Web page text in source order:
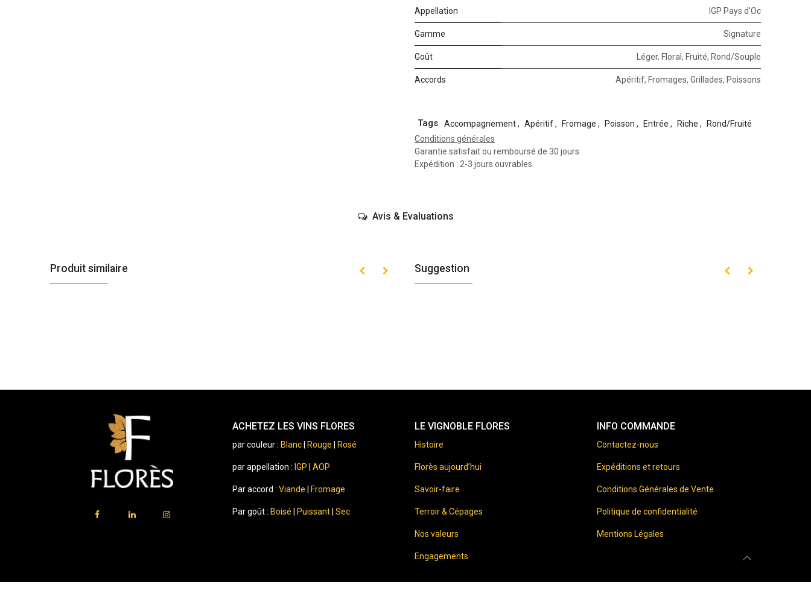
Appellation IGP Pays d'Oc
Gamme Signature
Goût Léger, Floral , Fruité, Rond/Souple
Accords Apéritif, Fromages, Grillades, Poissons
Tags Accompagnement, Apéritif, Fromage , Poisson , Entrée , Riche ,
Rond/Fruité
Conditions générales
Garantie satisfait ou remboursé de 30 jours
Expédition : 2-3 jours ouvrables
Avis & Evaluations
Produit similaire Suggestion
ACHETEZ LES VINS FLORES
par couleur : Blanc| Rouge Rosé
par appellation : IGP AOP
Par accord : Viande Fromage
Par goût : Boisé Puissant Sec
LE VIGNOBLE FLORES
Histoire
Florès aujourd’hui
Savoir-faire
Terroir & Cépages
Nos valeurs
Engagements
INFO COMMANDE
Contactez-nous
Expéditions et retours
Conditions Générales de Vente
Politique de confidentialité
Mentions Légales